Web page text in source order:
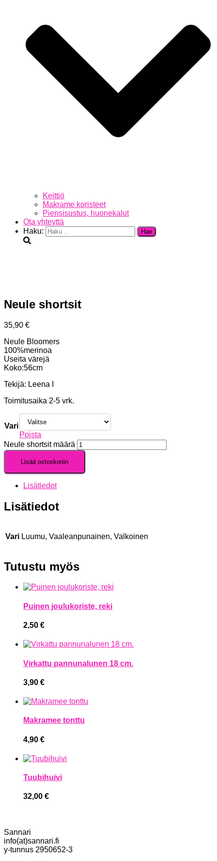
Keittiö
Makrame koristeet
Piensisustus, huonekalut
Ota yhteyttä
Haku:
Neule shortsit
35,90 €
Neule Bloomers
100%merinoa
Useita värejä
Koko:56cm
Tekijä: Leena I
Toimitusaika 2-5 vrk.
Vari
Poista
Neule shortsit määrä
Lisää ostoskoriin
Lisätiedot
Lisätiedot
Vari Luumu, Vaaleanpunainen, Valkoinen
Tutustu myös
Puinen joulukoriste, reki
2,50 €
Virkattu pannunalunen 18 cm.
3,90 €
Makramee tonttu
4,90 €
Tuubihuivi
32,00 €
Sannari
info(at)sannari.fi
y-tunnus 2950652-3